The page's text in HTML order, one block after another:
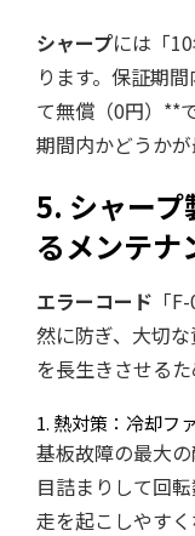
シャープには「
ります。保証期
て無償（0円）**
期間内かどうかが
5. シャープ
るメンテナ
エラーコード 「
然に防ぎ、大切
を長生きさせるた
1. 熱対策：冷却フ
基板故障の最大
目詰まりして回
走を起こしやす